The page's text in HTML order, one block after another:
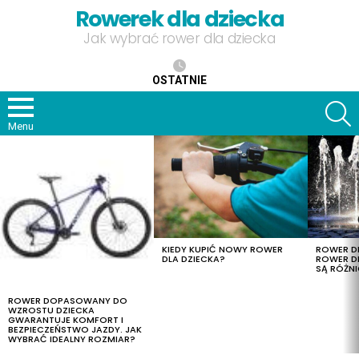
Rowerek dla dziecka
Jak wybrać rower dla dziecka
OSTATNIE
Menu
ROWER DOPASOWANY DO
WZROSTU DZIECKA
GWARANTUJE KOMFORT I
BEZPIECZEŃSTWO JAZDY. JAK
WYBRAĆ IDEALNY ROZMIAR?
KIEDY KUPIĆ NOWY ROWER
DLA DZIECKA?
ROWER
ROWER
SĄ